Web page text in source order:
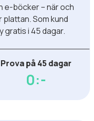
e-böcker – när och
plattan. Som kund
gratis i 45 dagar.
Prova på 45 dagar
0:-